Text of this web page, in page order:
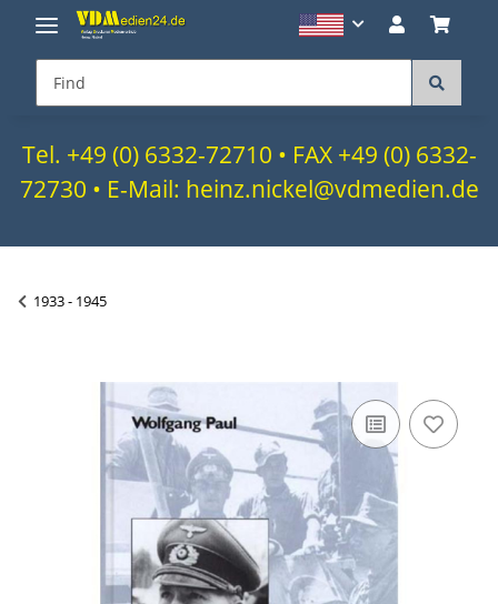
Tel. +49 (0) 6332-72710 • FAX +49 (0) 6332-
72730 • E-Mail: heinz.nickel@vdmedien.de
1933 - 1945